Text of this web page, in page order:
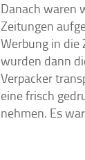
Danach waren
Zeitungen
Werbung in die
wurden dann
Verpacker
eine frisch
nehmen. Es